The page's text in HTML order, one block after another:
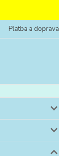
Platba a doprava